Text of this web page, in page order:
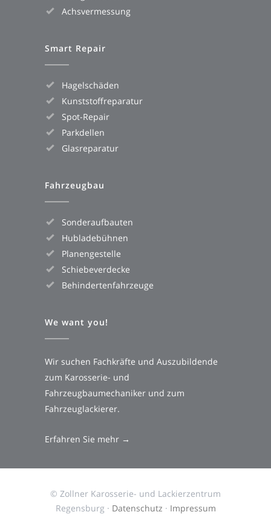
Achsvermessung
Smart Repair
Hagelschäden
Kunststoffreparatur
Spot-Repair
Parkdellen
Glasreparatur
Fahrzeugbau
Sonderaufbauten
Hubladebühnen
Planengestelle
Schiebeverdecke
Behindertenfahrzeuge
We want you!
Wir suchen Fachkräfte und Auszubildende
zum Karosserie- und
Fahrzeugbaumechaniker und zum
Fahrzeuglackierer.
Erfahren Sie mehr →
© Zollner Karosserie- und Lackierzentrum
Regensburg · Datenschutz · Impressum